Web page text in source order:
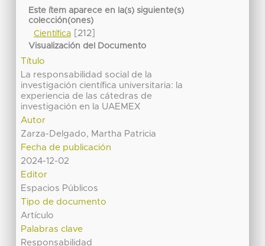
Este ítem aparece en la(s) siguiente(s)
colección(ones)
Científica[212]
Visualización del Documento
Título
La responsabilidad social de la
investigación científica universitaria: la
experiencia de las cátedras de
investigación en la UAEMEX
Autor
Zarza-Delgado, Martha Patricia
Fecha de publicación
2024-12-02
Editor
Espacios Públicos
Tipo de documento
Artículo
Palabras clave
Responsabilidad